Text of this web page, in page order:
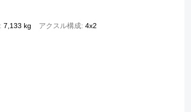
7,133 kg アクスル構成 4x2